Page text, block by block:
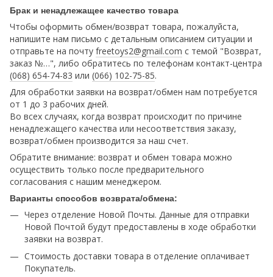
Брак и ненадлежащее качество товара
Чтобы оформить обмен/возврат товара, пожалуйста,
напишите нам письмо с детальным описанием ситуации и
отправьте на почту freetoys2@gmail.com c темой "Возврат,
заказ №…", либо обратитесь по телефонам контакт-центра
(068) 654-74-83 или (066) 102-75-85.
Для обработки заявки на возврат/обмен нам потребуется
от 1 до 3 рабочих дней.
Во всех случаях, когда возврат происходит по причине
ненадлежащего качества или несоответствия заказу,
возврат/обмен производится за наш счет.
Обратите внимание: возврат и обмен товара можно
осуществить только после предварительного
согласования с нашим менеджером.
Варианты способов возврата/обмена:
Через отделение Новой Почты. Данные для отправки
Новой Почтой будут предоставлены в ходе обработки
заявки на возврат.
Стоимость доставки товара в отделение оплачивает
Покупатель.